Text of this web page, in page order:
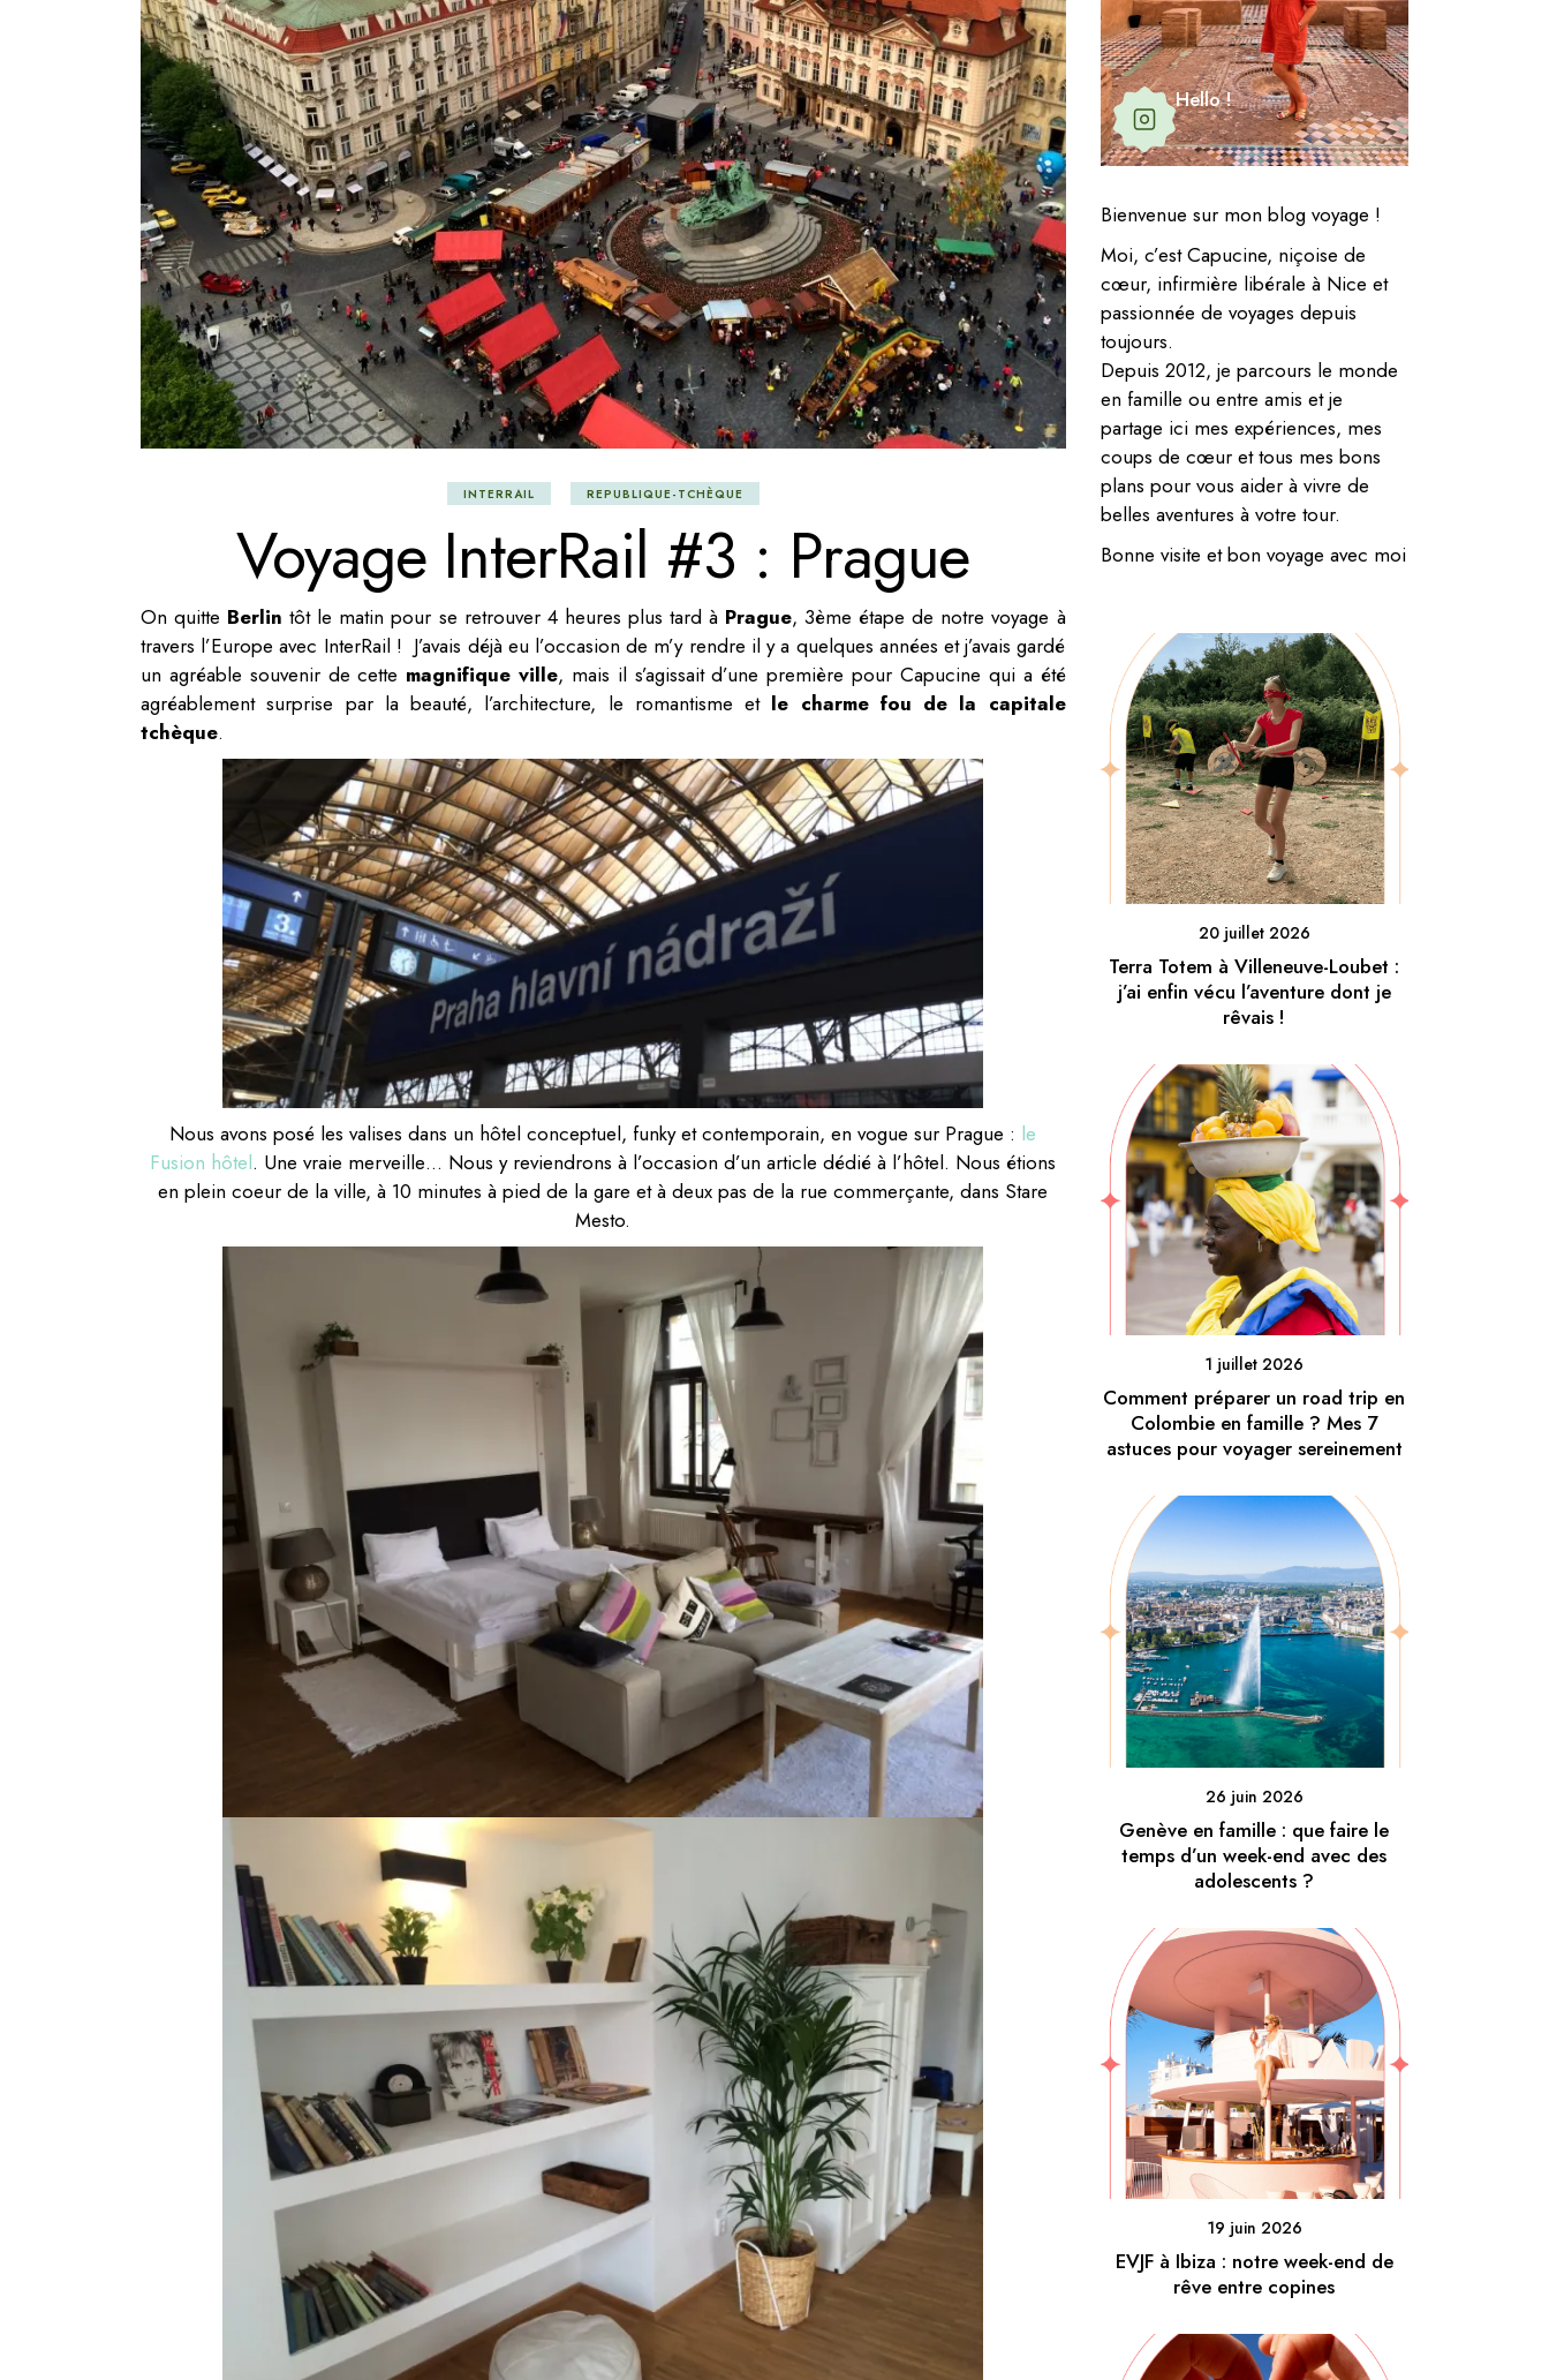
INTERRAIL REPUBLIQUE-TCHÈQUE
Voyage InterRail #3 : Prague
On quitte Berlin tôt le matin pour se retrouver 4 heures plus tard à Prague, 3ème étape de notre voyage à
travers l’Europe avec InterRail ! J’avais déjà eu l’occasion de m’y rendre il y a quelques années et j’avais gardé
un agréable souvenir de cette magnifique ville, mais il s’agissait d’une première pour Capucine qui a été
agréablement surprise par la beauté, l’architecture, le romantisme et le charme fou de la capitale
tchèque.
Nous avons posé les valises dans un hôtel conceptuel, funky et contemporain, en vogue sur Prague : le
Fusion hôtel. Une vraie merveille… Nous y reviendrons à l’occasion d’un article dédié à l’hôtel. Nous étions
en plein coeur de la ville, à 10 minutes à pied de la gare et à deux pas de la rue commerçante, dans Stare
Mesto.
Hello !
Bienvenue sur mon blog voyage !
Moi, c’est Capucine, niçoise de
cœur, infirmière libérale à Nice et
passionnée de voyages depuis
toujours.
Depuis 2012, je parcours le monde
en famille ou entre amis et je
partage ici mes expériences, mes
coups de cœur et tous mes bons
plans pour vous aider à vivre de
belles aventures à votre tour.
Bonne visite et bon voyage avec moi
20 juillet 2026
Terra Totem à Villeneuve-Loubet :
j’ai enfin vécu l’aventure dont je
rêvais !
1 juillet 2026
Comment préparer un road trip en
Colombie en famille ? Mes 7
astuces pour voyager sereinement
26 juin 2026
Genève en famille : que faire le
temps d’un week-end avec des
adolescents ?
19 juin 2026
EVJF à Ibiza : notre week-end de
rêve entre copines